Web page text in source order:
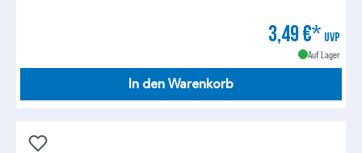
3,49 €* UVP
Auf Lager
In den Warenkorb